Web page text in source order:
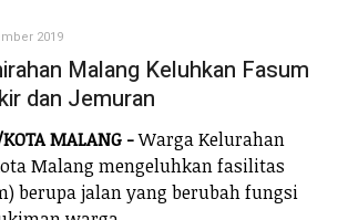
2019
Malang Keluhkan Fasum
dan Jemuran
MALANG -Warga Kelurahan
Malang mengeluhkan fasilitas
berupa jalan yang berubah fungsi